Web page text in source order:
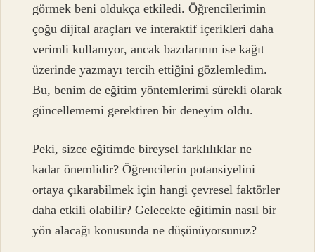
görmek beni oldukça etkiledi. Öğrencilerimin
çoğu dijital araçları ve interaktif içerikleri daha
verimli kullanıyor, ancak bazılarının ise kağıt
üzerinde yazmayı tercih ettiğini gözlemledim.
Bu, benim de eğitim yöntemlerimi sürekli olarak
güncellememi gerektiren bir deneyim oldu.
Peki, sizce eğitimde bireysel farklılıklar ne
kadar önemlidir? Öğrencilerin potansiyelini
ortaya çıkarabilmek için hangi çevresel faktörler
daha etkili olabilir? Gelecekte eğitimin nasıl bir
yön alacağı konusunda ne düşünüyorsunuz?